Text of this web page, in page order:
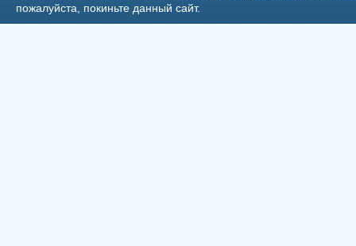
пожалуйста, покиньте данный сайт.